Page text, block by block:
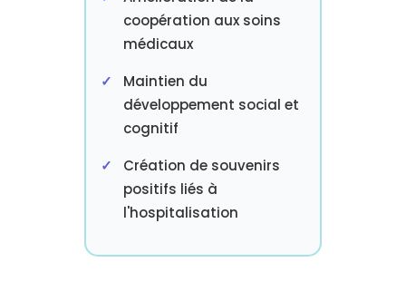
coopération aux soins
médicaux
Maintien du
développement social et
cognitif
Création de souvenirs
positifs liés à
l'hospitalisation